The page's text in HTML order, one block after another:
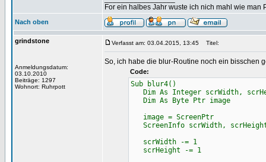
For ein halbes Jahr wuste ich nich mahl wie man
Nach oben
grindstone
Anmeldungsdatum:
03.10.2010
Beiträge: 1297
Wohnort: Ruhrpott
Verfasst am: 03.04.2015, 13:45 Titel:
So, ich habe die blur-Routine noch ein bisschen
Code:
Sub blur4()
Dim As Integer scrWidth,
Dim As Byte Ptr image
image = ScreenPtr
ScreenInfo scrWidth,
scrWidth -= 1
scrHeight -= 1